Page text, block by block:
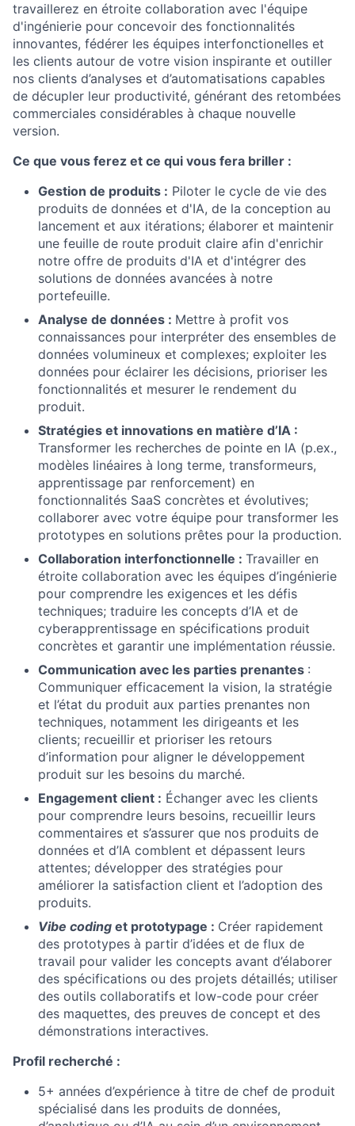
travaillerez en étroite collaboration avec l'équipe
d'ingénierie pour concevoir des fonctionnalités
innovantes, fédérer les équipes interfonctionelles et
les clients autour de votre vision inspirante et outiller
nos clients d’analyses et d’automatisations capables
de décupler leur productivité, générant des retombées
commerciales considérables à chaque nouvelle
version.
Ce que vous ferez et ce qui vous fera briller :
Gestion de produits : Piloter le cycle de vie des
produits de données et d'IA, de la conception au
lancement et aux itérations; élaborer et maintenir
une feuille de route produit claire afin d'enrichir
notre offre de produits d'IA et d'intégrer des
solutions de données avancées à notre
portefeuille.
Analyse de données : Mettre à profit vos
connaissances pour interpréter des ensembles de
données volumineux et complexes; exploiter les
données pour éclairer les décisions, prioriser les
fonctionnalités et mesurer le rendement du
produit.
Stratégies et innovations en matière d’IA :
Transformer les recherches de pointe en IA (p.ex.,
modèles linéaires à long terme, transformeurs,
apprentissage par renforcement) en
fonctionnalités SaaS concrètes et évolutives;
collaborer avec votre équipe pour transformer les
prototypes en solutions prêtes pour la production.
Collaboration interfonctionnelle : Travailler en
étroite collaboration avec les équipes d’ingénierie
pour comprendre les exigences et les défis
techniques; traduire les concepts d’IA et de
cyberapprentissage en spécifications produit
concrètes et garantir une implémentation réussie.
Communication avec les parties prenantes :
Communiquer efficacement la vision, la stratégie
et l’état du produit aux parties prenantes non
techniques, notamment les dirigeants et les
clients; recueillir et prioriser les retours
d’information pour aligner le développement
produit sur les besoins du marché.
Engagement client : Échanger avec les clients
pour comprendre leurs besoins, recueillir leurs
commentaires et s’assurer que nos produits de
données et d’IA comblent et dépassent leurs
attentes; développer des stratégies pour
améliorer la satisfaction client et l’adoption des
produits.
Vibe coding et prototypage : Créer rapidement
des prototypes à partir d’idées et de flux de
travail pour valider les concepts avant d’élaborer
des spécifications ou des projets détaillés; utiliser
des outils collaboratifs et low-code pour créer
des maquettes, des preuves de concept et des
démonstrations interactives.
Profil recherché :
5+ années d’expérience à titre de chef de produit
spécialisé dans les produits de données,